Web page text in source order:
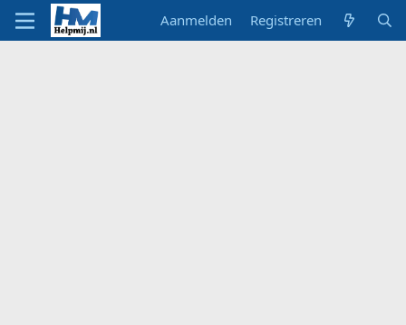
Aanmelden Registreren